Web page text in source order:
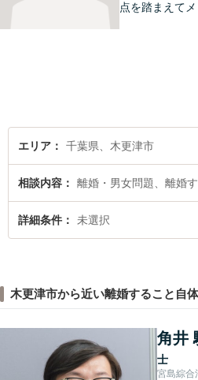
点を踏まえてメ
エリア 千葉県、木更津市
相談内容 離婚・男女問題、離婚
詳細条件 未選択
木更津市から近い離婚すること自
角井
士
宮島綜合